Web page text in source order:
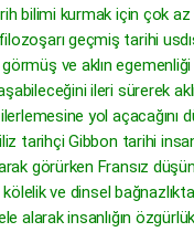
bilimi kurmak için çok az
geçmiş tarihi
ve aklın egemenliği
ileri sürerek
ilerlemesine yol açacağını
tarihçi Gibbon tarihi
görürken Fransız
kölelik ve dinsel
alarak insanlığın